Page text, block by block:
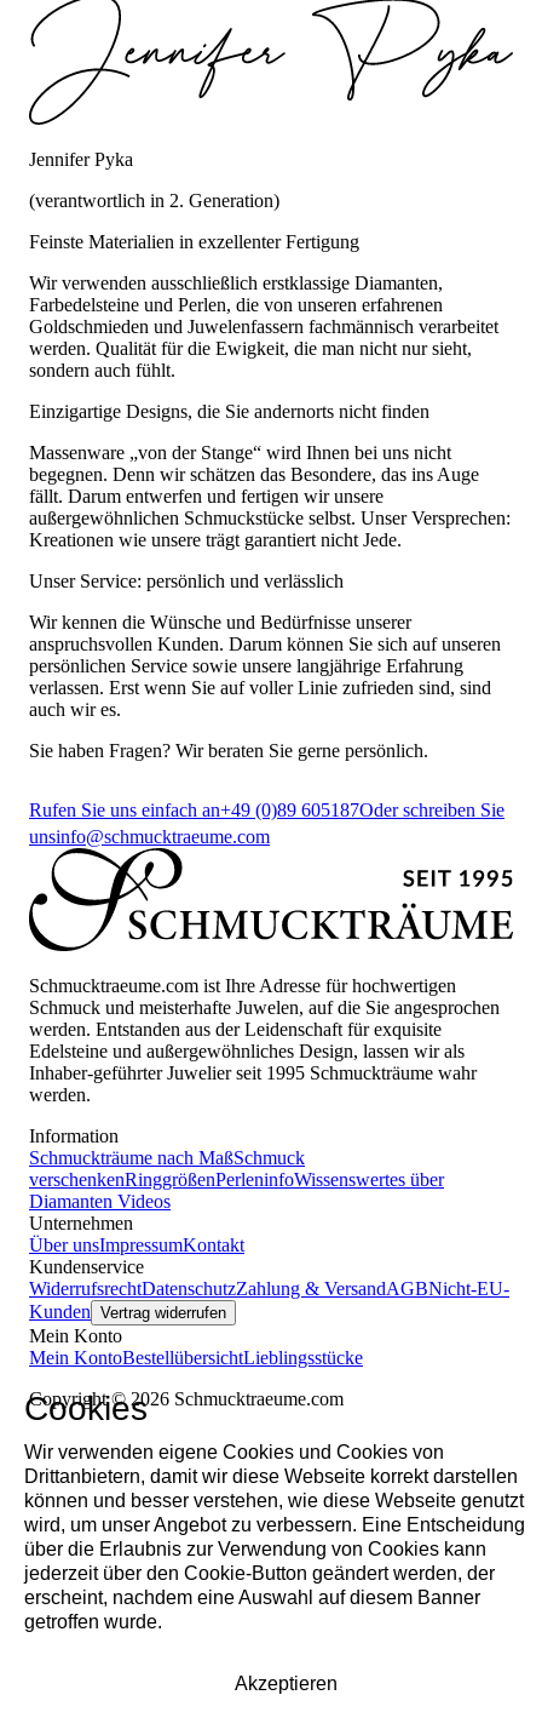
Jennifer Pyka
(verantwortlich in 2. Generation)
Feinste Materialien in exzellenter Fertigung
Wir verwenden ausschließlich erstklassige Diamanten,
Farbedelsteine und Perlen, die von unseren erfahrenen
Goldschmieden und Juwelenfassern fachmännisch verarbeitet
werden. Qualität für die Ewigkeit, die man nicht nur sieht,
sondern auch fühlt.
Einzigartige Designs, die Sie andernorts nicht finden
Massenware „von der Stange“ wird Ihnen bei uns nicht
begegnen. Denn wir schätzen das Besondere, das ins Auge
fällt. Darum entwerfen und fertigen wir unsere
außergewöhnlichen Schmuckstücke selbst. Unser Versprechen:
Kreationen wie unsere trägt garantiert nicht Jede.
Unser Service: persönlich und verlässlich
Wir kennen die Wünsche und Bedürfnisse unserer
anspruchsvollen Kunden. Darum können Sie sich auf unseren
persönlichen Service sowie unsere langjährige Erfahrung
verlassen. Erst wenn Sie auf voller Linie zufrieden sind, sind
auch wir es.
Sie haben Fragen? Wir beraten Sie gerne persönlich.
Rufen Sie uns einfach an+49 (0)89 605187Oder schreiben Sie
unsinfo@schmucktraeume.com
Schmucktraeume.com ist Ihre Adresse für hochwertigen
Schmuck und meisterhafte Juwelen, auf die Sie angesprochen
werden. Entstanden aus der Leidenschaft für exquisite
Edelsteine und außergewöhnliches Design, lassen wir als
Inhaber-geführter Juwelier seit 1995 Schmuckträume wahr
werden.
Information
Schmuckträume nach MaßSchmuck
verschenkenRinggrößenPerleninfoWissenswertes über
Diamanten Videos
Unternehmen
Über unsImpressumKontakt
Kundenservice
WiderrufsrechtDatenschutzZahlung & VersandAGBNicht-EU-
Kunden Vertrag widerrufen
Mein Konto
Mein KontoBestellübersichtLieblingsstücke
Copyright © 2026 Schmucktraeume.com
Cookies
Wir verwenden eigene Cookies und Cookies von
Drittanbietern, damit wir diese Webseite korrekt darstellen
können und besser verstehen, wie diese Webseite genutzt
wird, um unser Angebot zu verbessern. Eine Entscheidung
über die Erlaubnis zur Verwendung von Cookies kann
jederzeit über den Cookie-Button geändert werden, der
erscheint, nachdem eine Auswahl auf diesem Banner
getroffen wurde.
Akzeptieren